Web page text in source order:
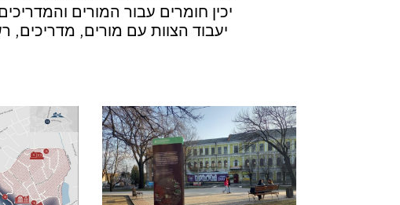
יכין חומרים עבור המורים
יעבוד הצוות עם מורים, מדריכים,